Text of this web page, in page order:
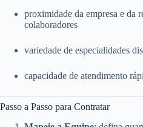
proximidade da empresa e da
colaboradores
variedade de especialidades
capacidade de atendimento
Passo a Passo para Contratar